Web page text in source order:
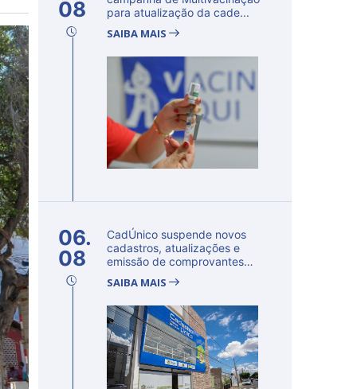
08
para atualização da cade...
SAIBA MAIS
06.
08
CadÚnico suspende novos
cadastros, atualizações e
emissão de comprovantes
SAIBA MAIS